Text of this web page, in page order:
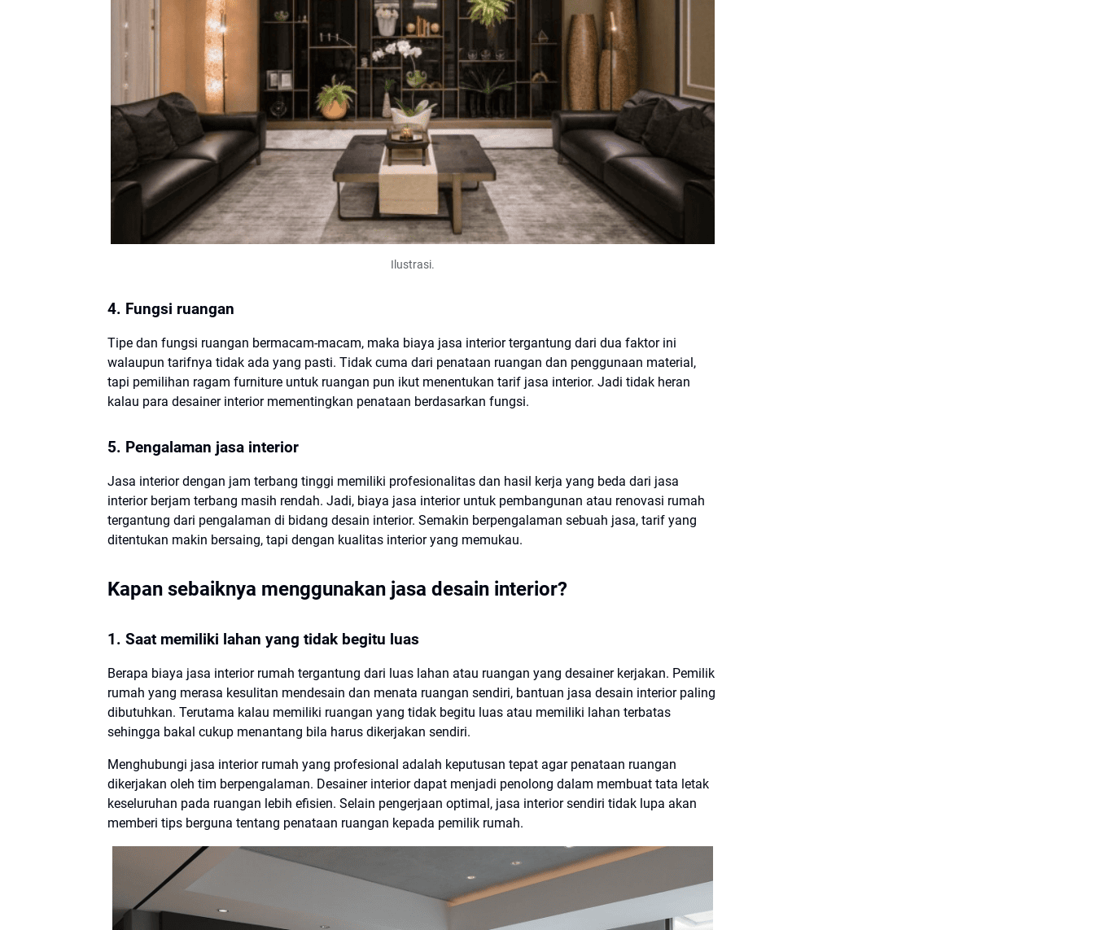
Ilustrasi.
4. Fungsi ruangan
Tipe dan fungsi ruangan bermacam-macam, maka biaya jasa interior tergantung dari dua faktor ini
walaupun tarifnya tidak ada yang pasti. Tidak cuma dari penataan ruangan dan penggunaan material,
tapi pemilihan ragam furniture untuk ruangan pun ikut menentukan tarif jasa interior. Jadi tidak heran
kalau para desainer interior mementingkan penataan berdasarkan fungsi.
5. Pengalaman jasa interior
Jasa interior dengan jam terbang tinggi memiliki profesionalitas dan hasil kerja yang beda dari jasa
interior berjam terbang masih rendah. Jadi, biaya jasa interior untuk pembangunan atau renovasi rumah
tergantung dari pengalaman di bidang desain interior. Semakin berpengalaman sebuah jasa, tarif yang
ditentukan makin bersaing, tapi dengan kualitas interior yang memukau.
Kapan sebaiknya menggunakan jasa desain interior?
1. Saat memiliki lahan yang tidak begitu luas
Berapa biaya jasa interior rumah tergantung dari luas lahan atau ruangan yang desainer kerjakan. Pemilik
rumah yang merasa kesulitan mendesain dan menata ruangan sendiri, bantuan jasa desain interior paling
dibutuhkan. Terutama kalau memiliki ruangan yang tidak begitu luas atau memiliki lahan terbatas
sehingga bakal cukup menantang bila harus dikerjakan sendiri.
Menghubungi jasa interior rumah yang profesional adalah keputusan tepat agar penataan ruangan
dikerjakan oleh tim berpengalaman. Desainer interior dapat menjadi penolong dalam membuat tata letak
keseluruhan pada ruangan lebih efisien. Selain pengerjaan optimal, jasa interior sendiri tidak lupa akan
memberi tips berguna tentang penataan ruangan kepada pemilik rumah.